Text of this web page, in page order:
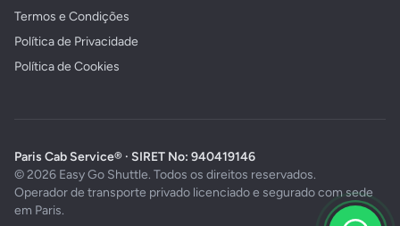
Termos e Condições
Política de Privacidade
Política de Cookies
Paris Cab Service® · SIRET No: 940419146
© 2026 Easy Go Shuttle. Todos os direitos reservados.
Operador de transporte privado licenciado e segurado com sede
em Paris.